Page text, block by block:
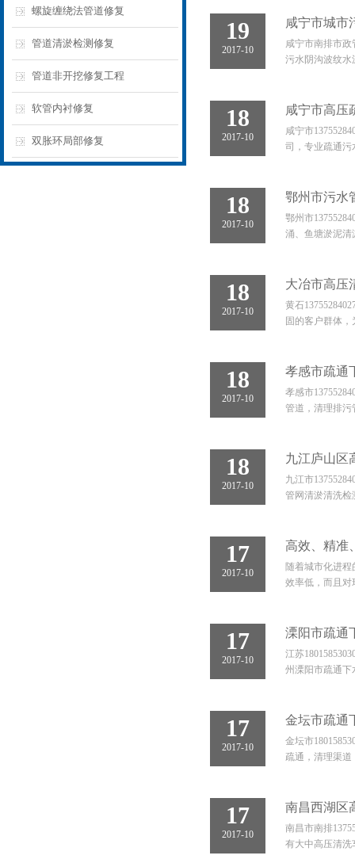
螺旋缠绕法管道修复
管道清淤检测修复
管道非开挖修复工程
软管内衬修复
双胀环局部修复
19
2017-10
咸宁市城市
咸宁市南排市政
污水阴沟波纹水
18
2017-10
咸宁市高压
咸宁市
司，专业疏通污
18
2017-10
鄂州市污水
鄂州市
涌、鱼塘淤泥清
18
2017-10
大冶市高压
黄石
固的客户群体
18
2017-10
孝感市疏通
孝感市
管道，清理排污
18
2017-10
九江庐山区
九江市
管网清淤清洗检
17
2017-10
高效、精准
随着城市化进
效率低，而且对
17
2017-10
溧阳市疏通
江苏
州溧阳市疏通下
17
2017-10
金坛市疏通
金坛市
疏通，清理渠
17
2017-10
南昌西湖区
南昌市南排
有大中高压清洗